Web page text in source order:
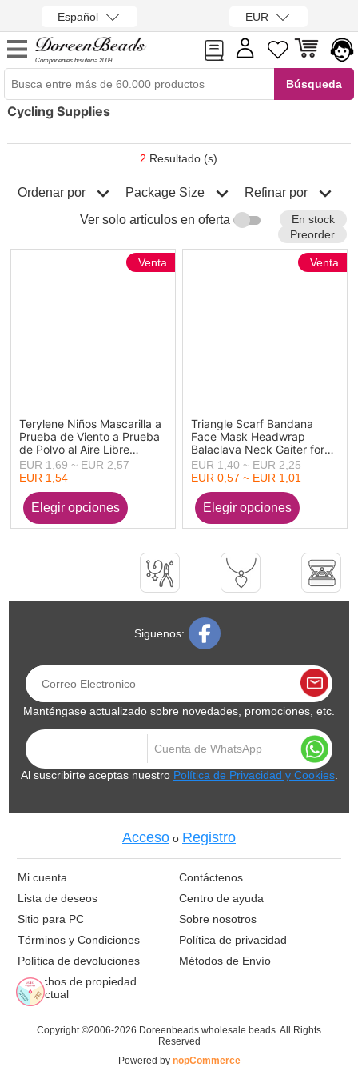
Español EUR
Componentes bisutería 2009
Cycling Supplies
2 Resultado (s)
Ordenar por Package Size Refinar por
Ver solo artículos en oferta
En stock
Preorder
Terylene Niños Mascarilla a
Prueba de Viento a Prueba
de Polvo al Aire Libre
Multicolor 1 Unidad
Venta
EUR 1,69 ~ EUR 2,57
EUR 1,54
Triangle Scarf Bandana
Face Mask Headwrap
Balaclava Neck Gaiter for
Men & Women Outdoor
Activities
Venta
EUR 1,40 ~ EUR 2,25
EUR 0,57 ~ EUR 1,01
Siguenos:
Manténgase actualizado sobre novedades, promociones, etc.
Al suscribirte aceptas nuestro Política de Privacidad y Cookies.
Acceso o Registro
Mi cuenta
Contáctenos
Lista de deseos
Centro de ayuda
Sitio para PC
Sobre nosotros
Términos y Condiciones
Política de privacidad
Política de devoluciones
Métodos de Envío
Derechos de propiedad
intelectual
Copyright ©2006-2026 Doreenbeads wholesale beads. All Rights
Reserved
Powered by nopCommerce